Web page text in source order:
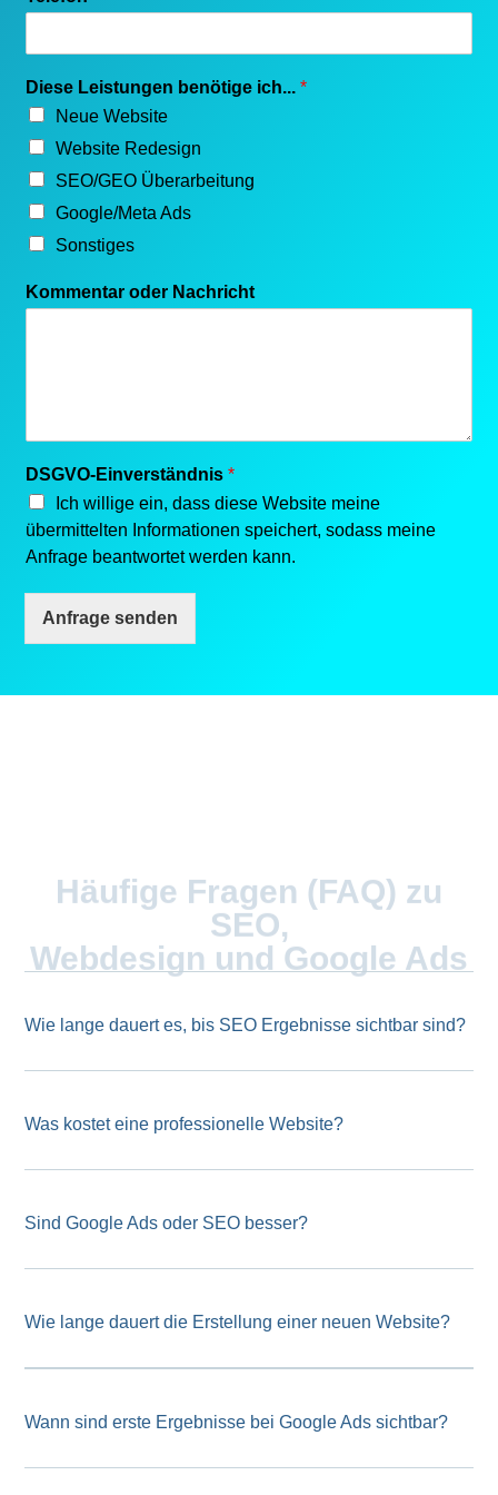
a
e
n
t
e
r
n
e
m
n
Diese Leistungen benötige ich...*
Neue Website
Website Redesign
SEO/GEO Überarbeitung
Google/Meta Ads
Sonstiges
Kommentar oder Nachricht
DSGVO-Einverständnis*
Ich willige ein, dass diese Website meine
übermittelten Informationen speichert, sodass meine
Anfrage beantwortet werden kann.
Anfrage senden
Häufige Fragen (FAQ) zu
SEO,
Webdesign und Google Ads
Wie lange dauert es, bis SEO Ergebnisse sichtbar sind?
Was kostet eine professionelle Website?
Sind Google Ads oder SEO besser?
Wie lange dauert die Erstellung einer neuen Website?
Wann sind erste Ergebnisse bei Google Ads sichtbar?